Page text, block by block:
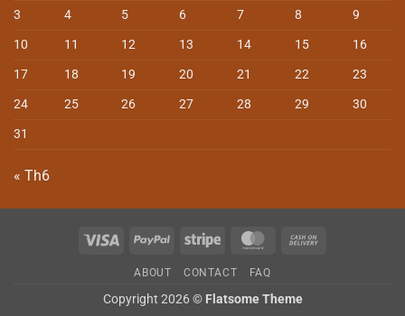
3
4 5 6 7 8
9
10
11 12 13 14 15
16
17
18 19 20 21 22
23
24
25 26 27 28 29
30
31
« Th6
Visa PayPal Stripe MasterCard
ABOUT CONTACT FAQ
Copyright 2026 © Flatsome Theme